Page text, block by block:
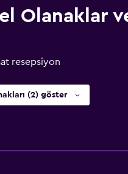
Olanaklar
resepsiyon
(2) göster